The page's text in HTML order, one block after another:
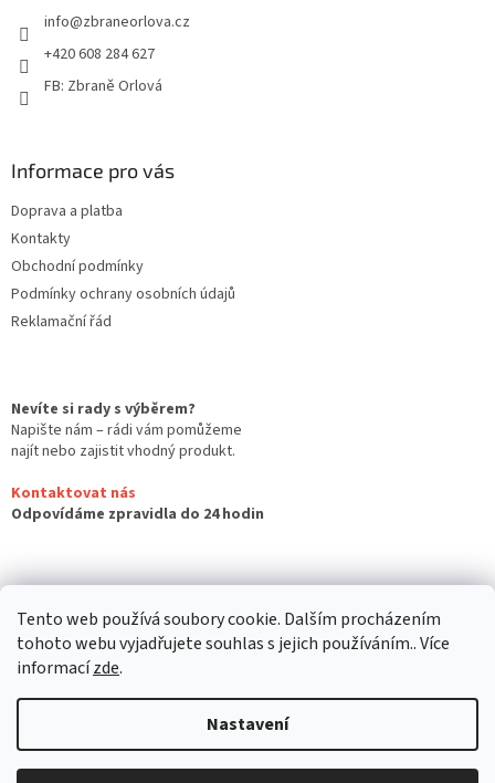
Tento web používá soubory cookie. Dalším procházením
tohoto webu vyjadřujete souhlas s jejich používáním.. Více
informacízde.
Nastavení
info@zbraneorlova.cz
+420 608 284 627
FB: Zbraně Orlová
Informace pro vás
Doprava a platba
Kontakty
Obchodní podmínky
Podmínky ochrany osobních údajů
Reklamační řád
Nevíte si rady s výběrem?
Napište nám – rádi vám pomůžeme
najít nebo zajistit vhodný produkt.
Kontaktovat nás
Odpovídáme zpravidla do 24 hodin
Vytvořil Shoptet